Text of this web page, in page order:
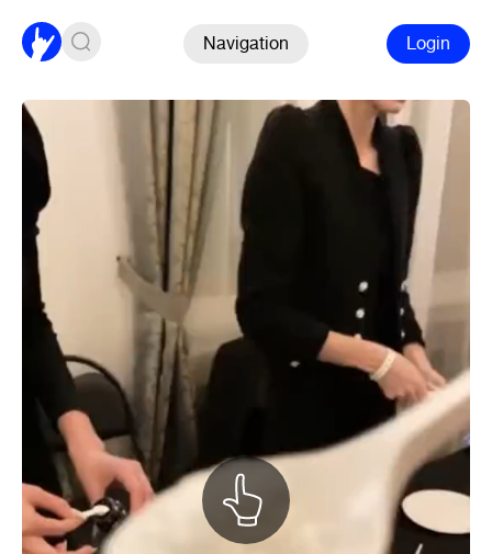
Navigation Login